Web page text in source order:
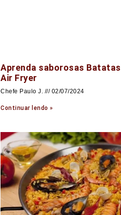
Aprenda saborosas
Air Fryer
Chefe Paulo J. 02/07/2024
Continuar lendo »